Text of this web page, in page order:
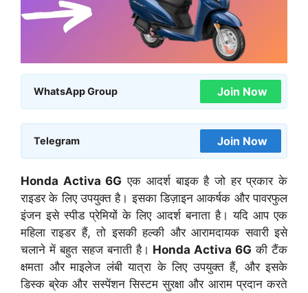
WhatsApp Group Join Now
Telegram Join Now
Honda Activa 6G एक आदर्श बाइक है जो हर प्रकार के
राइडर के लिए उपयुक्त है। इसका डिज़ाइन आकर्षक और पावरफुल
इंजन इसे स्पीड प्रेमियों के लिए आदर्श बनाता है। यदि आप एक
महिला राइडर हैं, तो इसकी हल्की और आरामदायक सवारी इसे
चलाने में बहुत सहज बनाती है। Honda Activa 6G की टैंक
क्षमता और माइलेज लंबी यात्रा के लिए उपयुक्त हैं, और इसके
डिस्क ब्रेक और सस्पेंशन सिस्टम सुरक्षा और आराम प्रदान करते